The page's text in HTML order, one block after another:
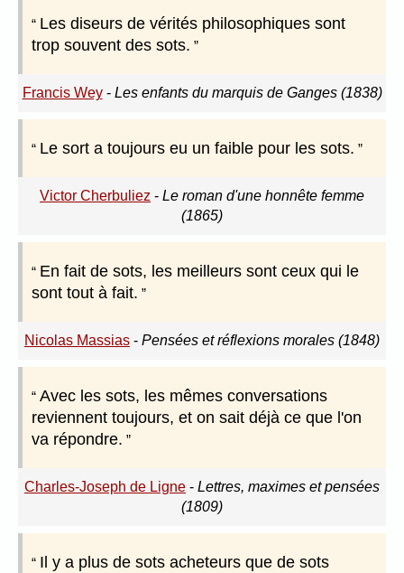
Les diseurs de vérités philosophiques sont
trop souvent des sots.
Francis Wey- Les enfants du marquis de Ganges (1838)
Le sort a toujours eu un faible pour les sots.
Victor Cherbuliez - Le roman d'une honnête femme
(1865)
En fait de sots, les meilleurs sont ceux qui le
sont tout à fait.
Nicolas Massias - Pensées et réflexions morales (1848)
Avec les sots, les mêmes conversations
reviennent toujours, et on sait déjà ce que l'on
va répondre.
Charles-Joseph de Ligne - Lettres, maximes et pensées
(1809)
Il y a plus de sots acheteurs que de sots